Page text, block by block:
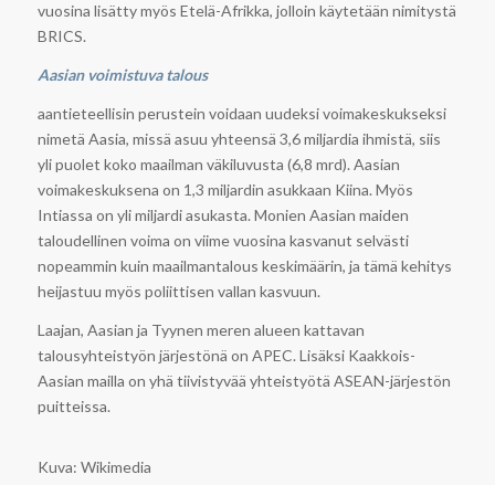
vuosina lisätty myös Etelä-Afrikka, jolloin käytetään nimitystä
BRICS.
Aasian voimistuva talous
aantieteellisin perustein voidaan uudeksi voimakeskukseksi
nimetä Aasia, missä asuu yhteensä 3,6 miljardia ihmistä, siis
yli puolet koko maailman väkiluvusta (6,8 mrd). Aasian
voimakeskuksena on 1,3 miljardin asukkaan Kiina. Myös
Intiassa on yli miljardi asukasta. Monien Aasian maiden
taloudellinen voima on viime vuosina kasvanut selvästi
nopeammin kuin maailmantalous keskimäärin, ja tämä kehitys
heijastuu myös poliittisen vallan kasvuun.
Laajan, Aasian ja Tyynen meren alueen kattavan
talousyhteistyön järjestönä on APEC. Lisäksi Kaakkois-
Aasian mailla on yhä tiivistyvää yhteistyötä ASEAN-järjestön
puitteissa.
Kuva: Wikimedia